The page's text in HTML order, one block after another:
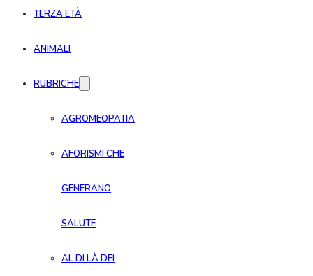
TERZA ETÀ
ANIMALI
RUBRICHE
AGROMEOPATIA
AFORISMI CHE
GENERANO
SALUTE
AL DI LÀ DEI